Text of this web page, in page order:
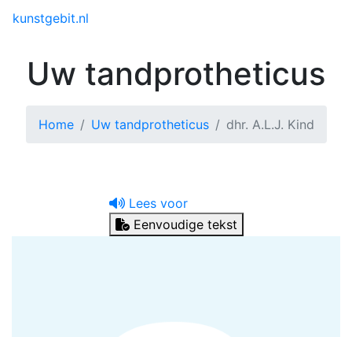
kunstgebit.nl
Uw tandprotheticus
Home Uw tandprotheticus dhr. A.L.J. Kind
Lees voor
Eenvoudige tekst